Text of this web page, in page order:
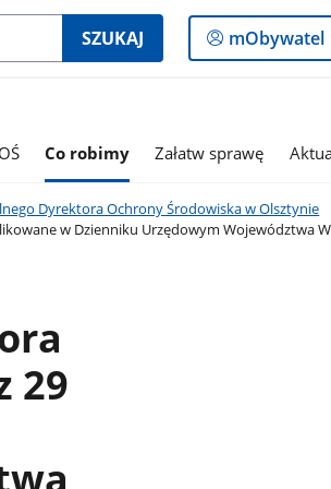
SZUKAJ
Logowanie
do
mObywatel
Co robimy Załatw sprawę
Dyrektora Ochrony Środowiska w Olsztynie
w Dzienniku Urzędowym Województwa
29